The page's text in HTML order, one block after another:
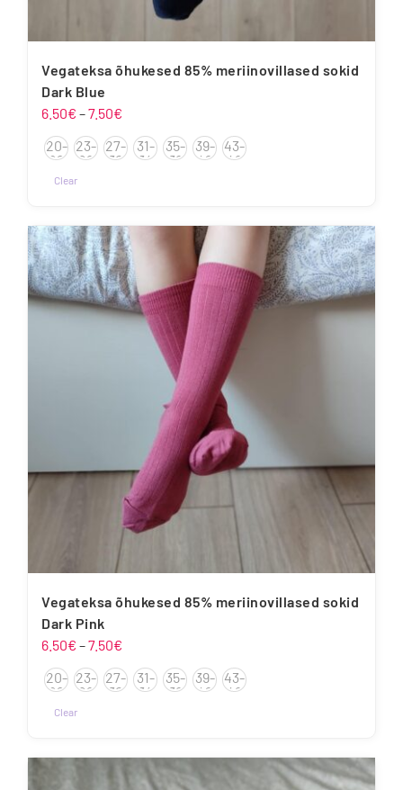
Vegateksa õhukesed 85% meriinovillased sokid
Dark Blue
6.50€ –7.50€
6.50€
kuni
20-
22
23-
26
27-
30
31-
34
35-
38
39-
42
43-
46
Clear
tootel
on
mitu
varianti.
Valikuid
Vegateksa õhukesed 85% meriinovillased sokid
Dark Pink
6.50€ –7.50€
6.50€
kuni
20-
22
23-
26
27-
30
31-
34
35-
38
39-
42
43-
46
Clear